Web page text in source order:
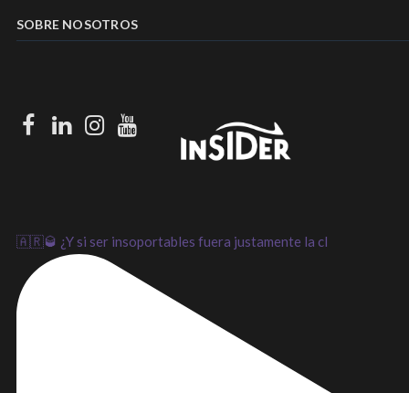
SOBRE NOSOTROS
Facebook
LinkedIn
Instagram
Youtube
🇦🇷🥃 ¿Y si ser insoportables fuera justamente la cl